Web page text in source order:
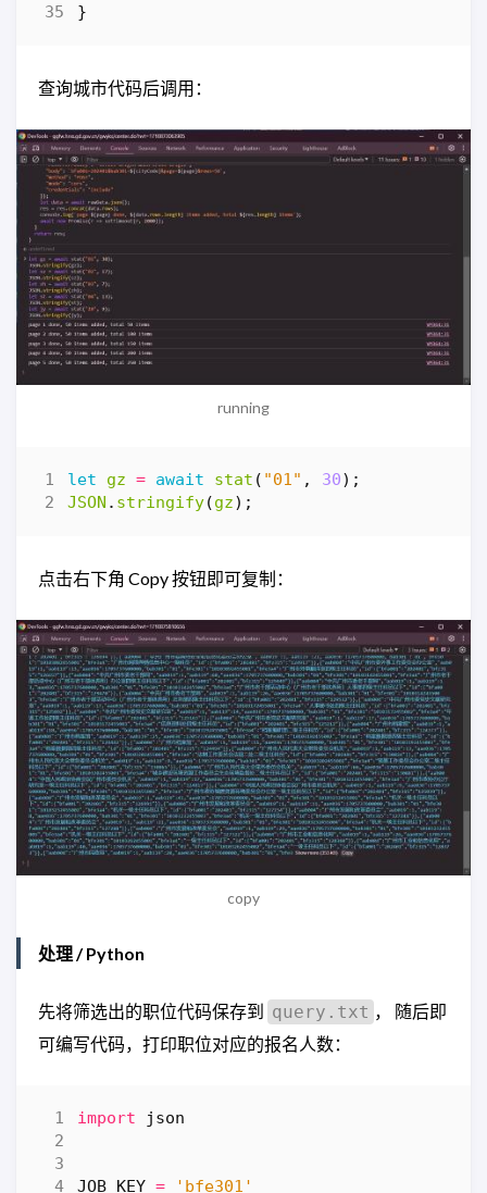
}
查询城市代码后调用：
running
let gz = await stat ( "01" , 30);
JSON . stringify(gz);
点击右下角 Copy 按钮即可复制：
copy
处理 / Python
先将筛选出的职位代码保存到 query.txt ， 随后即
可编写代码，打印职位对应的报名人数：
import json
JOB_KEY = 'bfe301'